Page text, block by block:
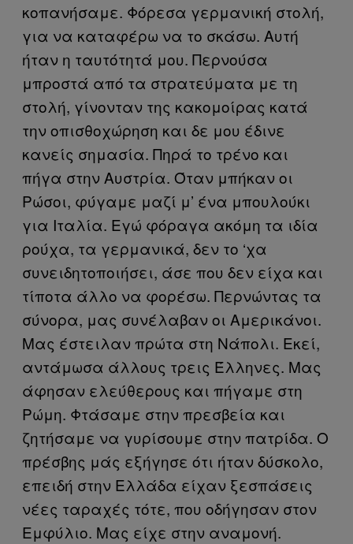
κοπανήσαμε. Φόρεσα γερμανική στολή,
για να καταφέρω να το σκάσω. Αυτή
ήταν η ταυτότητά μου. Περνούσα
μπροστά από τα στρατεύματα με τη
στολή, γίνονταν της κακομοίρας κατά
την οπισθοχώρηση και δε μου έδινε
κανείς σημασία. Πηρά το τρένο και
πήγα στην Αυστρία. Όταν μπήκαν οι
Ρώσοι, φύγαμε μαζί μ’ ένα μπουλούκι
για Ιταλία. Εγώ φόραγα ακόμη τα ιδία
ρούχα, τα γερμανικά, δεν το ‘χα
συνειδητοποιήσει, άσε που δεν είχα και
τίποτα άλλο να φορέσω. Περνώντας τα
σύνορα, μας συνέλαβαν οι Αμερικάνοι.
Μας έστειλαν πρώτα στη Νάπολι. Εκεί,
αντάμωσα άλλους τρεις Έλληνες. Μας
άφησαν ελεύθερους και πήγαμε στη
Ρώμη. Φτάσαμε στην πρεσβεία και
ζητήσαμε να γυρίσουμε στην πατρίδα. Ο
πρέσβης μάς εξήγησε ότι ήταν δύσκολο,
επειδή στην Ελλάδα είχαν ξεσπάσεις
νέες ταραχές τότε, που οδήγησαν στον
Εμφύλιο. Μας είχε στην αναμονή.